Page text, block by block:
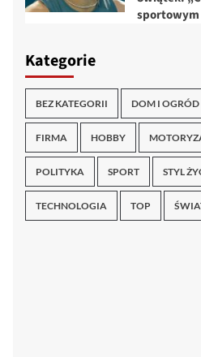
Kategorie
BEZ KATEGORII DOM I OGRÓD
FIRMA HOBBY
POLITYKA SPORT STYL
TECHNOLOGIA TOP